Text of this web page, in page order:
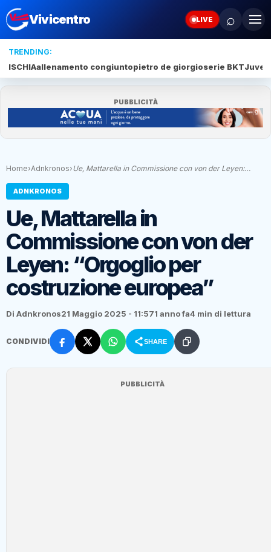
Vivicentro LIVE ⌕
TRENDING:
ISCHIAallenamento congiuntopietro de giorgioserie BKTJuve
PUBBLICITÀ
Home›Adnkronos›Ue, Mattarella in Commissione con von der Leyen:…
ADNKRONOS
Ue, Mattarella in
Commissione con von der
Leyen: “Orgoglio per
costruzione europea”
Di Adnkronos21 Maggio 2025 - 11:571 anno fa4 min di lettura
CONDIVIDI SHARE
PUBBLICITÀ